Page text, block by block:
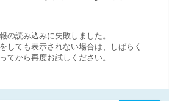
の読み込みに失敗しました。
しても表示されない場合は、しばらく
てから再度お試しください。